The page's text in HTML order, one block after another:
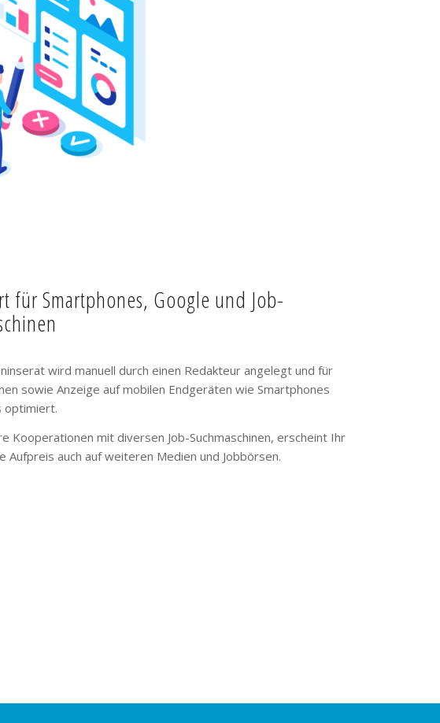
für Smartphones, Google und Job-
wird manuell durch einen Redakteur angelegt und für
sowie Anzeige auf mobilen Endgeräten wie Smartphones
optimiert.
Kooperationen mit diversen Job-Suchmaschinen, erscheint Ihr
Aufpreis auch auf weiteren Medien und Jobbörsen.